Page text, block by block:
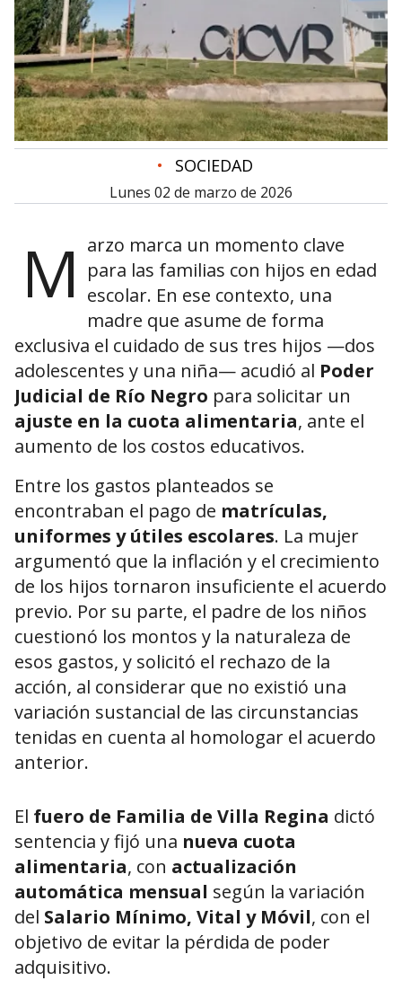
• SOCIEDAD
lunes 02 de marzo de 2026
M arzo marca un momento clave
para las familias con hijos en edad
escolar. En ese contexto, una
madre que asume de forma
exclusiva el cuidado de sus tres hijos —dos
adolescentes y una niña— acudió al Poder
Judicial de Río Negro para solicitar un
ajuste en la cuota alimentaria, ante el
aumento de los costos educativos.
Entre los gastos planteados se
encontraban el pago de matrículas,
uniformes y útiles escolares. La mujer
argumentó que la inflación y el crecimiento
de los hijos tornaron insuficiente el acuerdo
previo. Por su parte, el padre de los niños
cuestionó los montos y la naturaleza de
esos gastos, y solicitó el rechazo de la
acción, al considerar que no existió una
variación sustancial de las circunstancias
tenidas en cuenta al homologar el acuerdo
anterior.
El fuero de Familia de Villa Regina dictó
sentencia y fijó una nueva cuota
alimentaria, con actualización
automática mensual según la variación
del Salario Mínimo, Vital y Móvil, con el
objetivo de evitar la pérdida de poder
adquisitivo.